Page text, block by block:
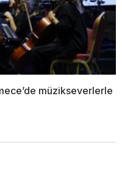
müzikseverlerle